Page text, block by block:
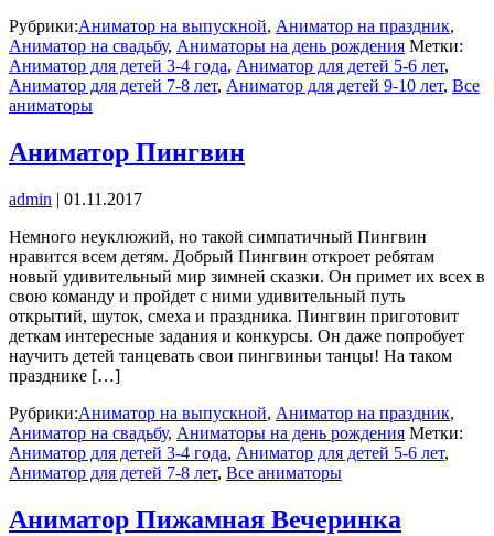
Рубрики:Аниматор на выпускной, Аниматор на праздник,
Аниматор на свадьбу, Аниматоры на день рождения Метки:
Аниматор для детей 3-4 года, Аниматор для детей 5-6 лет,
Аниматор для детей 7-8 лет, Аниматор для детей 9-10 лет, Все
аниматоры
Аниматор Пингвин
admin | 01.11.2017
Немного неуклюжий, но такой симпатичный Пингвин
нравится всем детям. Добрый Пингвин откроет ребятам
новый удивительный мир зимней сказки. Он примет их всех в
свою команду и пройдет с ними удивительный путь
открытий, шуток, смеха и праздника. Пингвин приготовит
деткам интересные задания и конкурсы. Он даже попробует
научить детей танцевать свои пингвиньи танцы! На таком
празднике […]
Рубрики:Аниматор на выпускной, Аниматор на праздник,
Аниматор на свадьбу, Аниматоры на день рождения Метки:
Аниматор для детей 3-4 года, Аниматор для детей 5-6 лет,
Аниматор для детей 7-8 лет, Все аниматоры
Аниматор Пижамная Вечеринка